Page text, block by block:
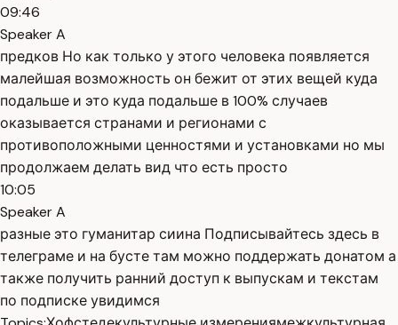
09:46
Speaker A
предков Но как только у этого человека появляется
малейшая возможность он бежит от этих вещей куда
подальше и это куда подальше в 100% случаев
оказывается странами и регионами с
противоположными ценностями и установками но мы
продолжаем делать вид что есть просто
10:05
Speaker A
разные это гуманитар сиина Подписывайтесь здесь в
телеграме и на бусте там можно поддержать донатом а
также получить ранний доступ к выпускам и текстам
по подписке увидимся